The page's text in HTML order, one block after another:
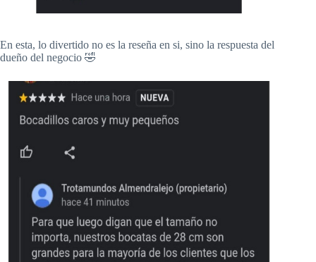
En esta, lo divertido no es la reseña en si, sino la respuesta del
dueño del negocio 🤣